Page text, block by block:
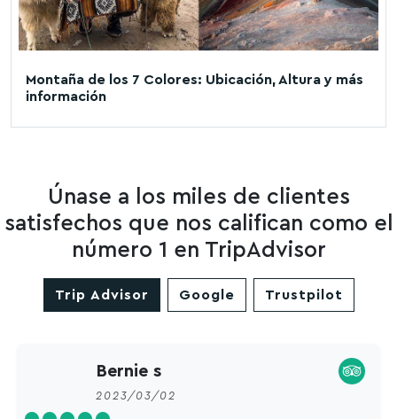
Montaña de los 7 Colores: Ubicación, Altura y más
información
Únase a los miles de clientes
satisfechos que nos califican como el
número 1 en TripAdvisor
Trip Advisor Google Trustpilot
Bernie s
2023/03/02